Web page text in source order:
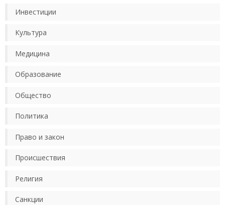
Инвестиции
Культура
Медицина
Образование
Общество
Политика
Право и закон
Происшествия
Религия
Санкции